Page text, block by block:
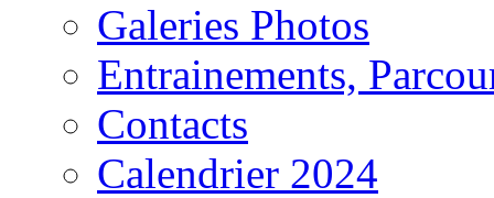
Galeries Photos
Entrainements,
Contacts
Calendrier 2024